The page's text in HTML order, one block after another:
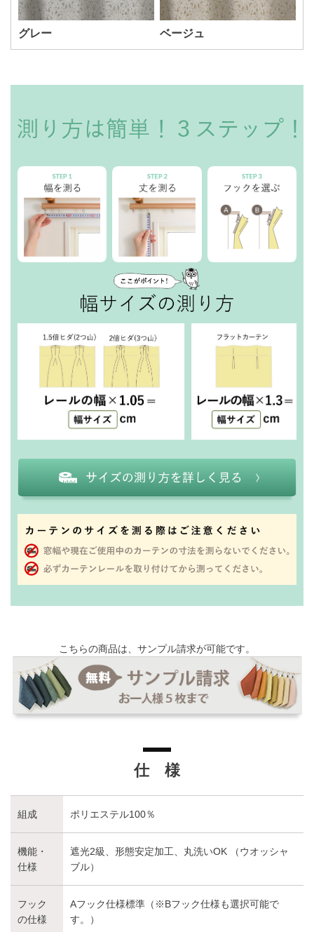
グレー ベージュ
こちらの商品は、サンプル請求が可能です。
仕 様
組成 ポリエステル100％
機能・
仕様
遮光2級、形態安定加工、丸洗いOK （ウオッシャ
ブル）
フック
の仕様
Aフック仕様標準（※Bフック仕様も選択可能で
す。）